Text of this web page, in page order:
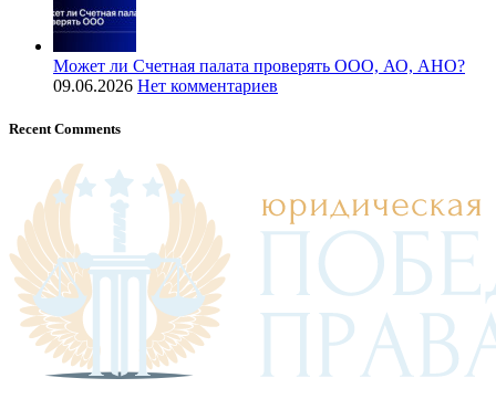
Может ли Счетная палата проверять ООО, АО, АНО?
09.06.2026 Нет комментариев
Recent Comments